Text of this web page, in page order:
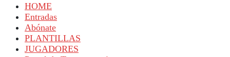
HOME
Entradas
Abónate
PLANTILLAS
JUGADORES